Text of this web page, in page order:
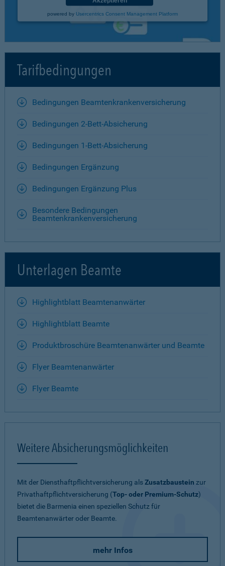
powered by Usercentrics Consent Management Platform
Tarifbedingungen
Bedingungen Beamtenkrankenversicherung
Bedingungen 2-Bett-Absicherung
Bedingungen 1-Bett-Absicherung
Bedingungen Ergänzung
Bedingungen Ergänzung Plus
Besondere Bedingungen
Beamtenkrankenversicherung
Unterlagen Beamte
Highlightblatt Beamtenanwärter
Highlightblatt Beamte
Produktbroschüre Beamtenanwärter und Beamte
Flyer Beamtenanwärter
Flyer Beamte
Weitere Absicherungsmöglichkeiten
Mit der Diensthaftpflichtversicherung alsZusatzbaustein zur
Privathaftpflichtversicherung (Top- oder Premium-Schutz)
bietet die Barmenia einen speziellen Schutz für
Beamtenanwärter oder Beamte.
mehr Infos